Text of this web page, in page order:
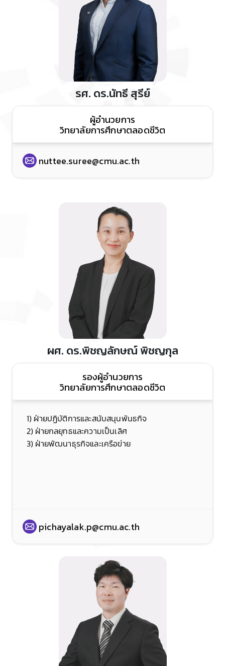
รศ. ดร.นัทธี สุรีย์
ผู้อำนวยการ
วิทยาลัยการศึกษาตลอดชีวิต
nuttee.suree@cmu.ac.th
ผศ. ดร.พิชญลักษณ์ พิชญกุล
รองผู้อำนวยการ
วิทยาลัยการศึกษาตลอดชีวิต
1) ฝ่ายปฏิบัติการและสนับสนุนพันธกิจ
2) ฝ่ายกลยุทธและความเป็นเลิศ
3) ฝ่ายพัฒนาธุรกิจและเครือข่าย
pichayalak.p@cmu.ac.th